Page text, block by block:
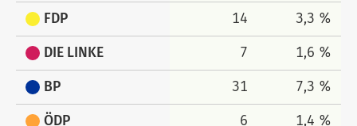
FDP 14 3,3 %
DIE LINKE 7 1,6 %
BP 31 7,3 %
ÖDP 6 1,4 %